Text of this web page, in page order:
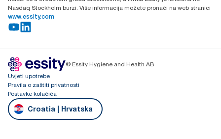
Nasdaq Stockholm burzi. Više informacija možete pronaći na web stranici
www.essity.com
© Essity Hygiene and Health AB
Uvjeti upotrebe
Pravila o zaštiti privatnosti
Postavke kolačića
Croatia | Hrvatska